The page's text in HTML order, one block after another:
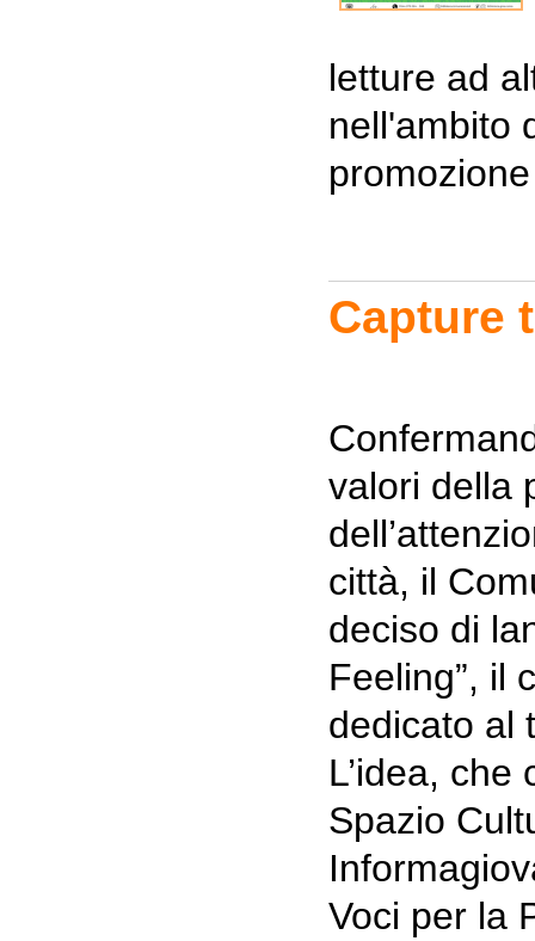
letture ad
nell'ambito
Capture
valori della
città, il
deciso di
Feeling”, il
dedicato al
L’idea,
Spazio
Voci per la